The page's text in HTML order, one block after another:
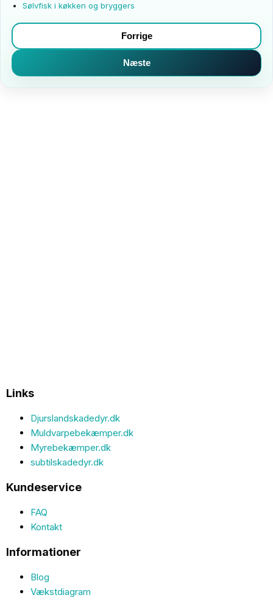
Sølvfisk i køkken og bryggers
Forrige
Næste
Links
Djurslandskadedyr.dk
Muldvarpebekæmper.dk
Myrebekæmper.dk
subtilskadedyr.dk
Kundeservice
FAQ
Kontakt
Informationer
Blog
Vækstdiagram